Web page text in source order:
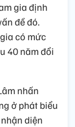
gia định
đề đó.
có mức
40 năm đổi
nhấn
ở phát biểu
diện